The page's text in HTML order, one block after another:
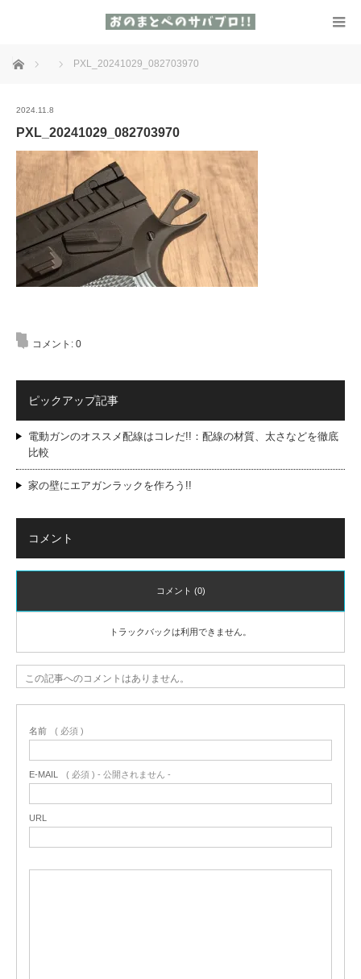
ホーム PXL_20241029_082703970
2024.11.8
PXL_20241029_082703970
コメント: 0
ピックアップ記事
電動ガンのオススメ配線はコレだ!!：配線の材質、太さなどを徹底
比較
家の壁にエアガンラックを作ろう!!
コメント
コメント (0)
トラックバックは利用できません。
この記事へのコメントはありません。
名前 ( 必須 )
E-MAIL ( 必須 ) - 公開されません -
URL